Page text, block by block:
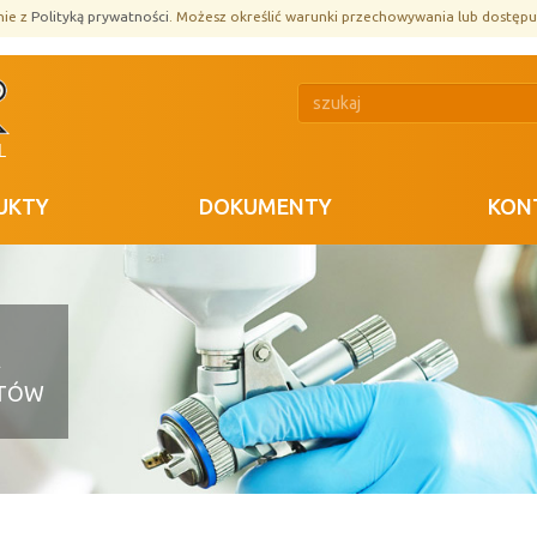
z Polityką prywatności . Możesz określić warunki przechowywania lub
DOKUMENTY